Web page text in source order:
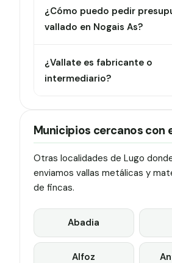
¿Cómo puedo pedir
vallado en Nogais As?
¿Vallate es fabricante o
intermediario?
Municipios cercanos con
Otras localidades de Lugo
enviamos vallas metálicas y
de fincas.
Abadia
Alfoz